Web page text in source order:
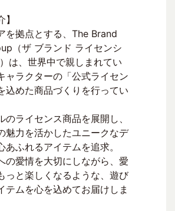
を拠点とする、The Brand
（ザ ブランド ライセンシ
は、世界中で親しまれてい
ャラクターの「公式ライセン
込めた商品づくりを行ってい
のライセンス商品を展開し、
魅力を活かしたユニークなデ
あふれるアイテムを追求。
の愛情を大切にしながら、愛
っと楽しくなるような、遊び
テムを心を込めてお届けしま